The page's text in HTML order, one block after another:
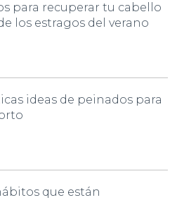
para recuperar tu cabello
los estragos del verano
ideas de peinados para
que están